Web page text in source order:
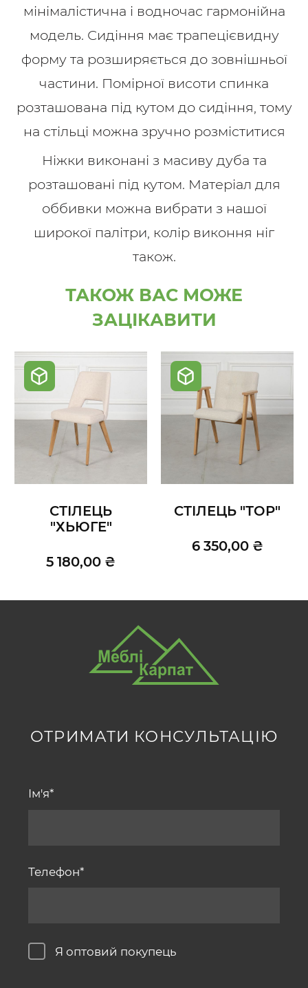
мінімалістична і водночас гармонійна
модель. Сидіння має трапецієвидну
форму та розширяється до зовнішньої
частини. Помірної висоти спинка
розташована під кутом до сидіння, тому
на стільці можна зручно розміститися
Ніжки виконані з масиву дуба та
розташовані під кутом. Матеріал для
оббивки можна вибрати з нашої
широкої палітри, колір виконня ніг
також.
ТАКОЖ ВАС МОЖЕ
ЗАЦІКАВИТИ
СТІЛЕЦЬ
"ХЬЮГЕ"
5 180,00 ₴
СТІЛЕЦЬ "ТОР"
6 350,00 ₴
ОТРИМАТИ КОНСУЛЬТАЦІЮ
Ім'я
Телефон
Я оптовий покупець